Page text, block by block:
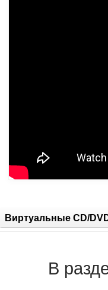
Виртуальные CD/
В